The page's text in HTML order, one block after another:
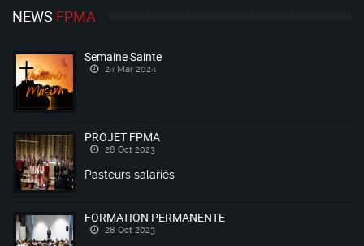
NEWS FPMA
Semaine Sainte
24 Mar 2024
PROJET FPMA
28 Oct 2023
Pasteurs salariés
FORMATION PERMANENTE
28 Oct 2023